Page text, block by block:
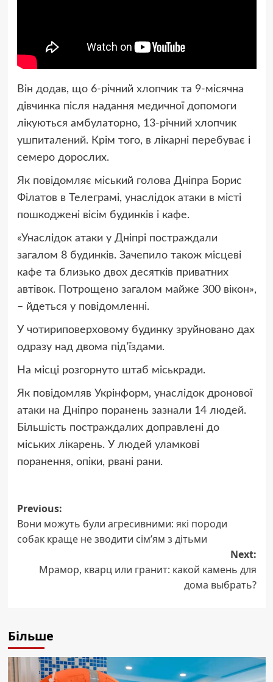
Він додав, що 6-річний хлопчик та 9-місячна
дівчинка після надання медичної допомоги
лікуються амбулаторно, 13-річний хлопчик
ушпиталений. Крім того, в лікарні перебуває і
семеро дорослих.
Як повідомляє міський голова Дніпра Борис
Філатов в Телеграмі, унаслідок атаки в місті
пошкоджені вісім будинків і кафе.
«Унаслідок атаки у Дніпрі постраждали
загалом 8 будинків. Зачепило також місцеві
кафе та близько двох десятків приватних
автівок. Потрощено загалом майже 300 вікон»,
– йдеться у повідомленні.
У чотириповерховому будинку зруйновано дах
одразу над двома підʼїздами.
На місці розгорнуто штаб міськради.
Як повідомляв Укрінформ, унаслідок дронової
атаки на Дніпро поранень зазнали 14 людей.
Більшість постраждалих доправлені до
міських лікарень. У людей уламкові
поранення, опіки, рвані рани.
Post
navigation
Previous:
Вони можуть були агресивними: які породи
собак краще не зводити сімʼям з дітьми
Next:
Мрамор, кварц или гранит: какой камень для
дома выбрать?
Більше